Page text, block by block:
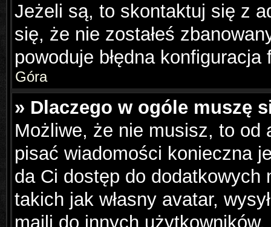
Jeżeli są, to skontaktuj się z
się, że nie zostałeś
powoduje błędna konfiguracja
Góra
» Dlaczego w ogóle muszę
Możliwe, że nie musisz, to od
pisać wiadomości konieczna
da Ci dostęp do
takich jak własny avatar,
maili do innych